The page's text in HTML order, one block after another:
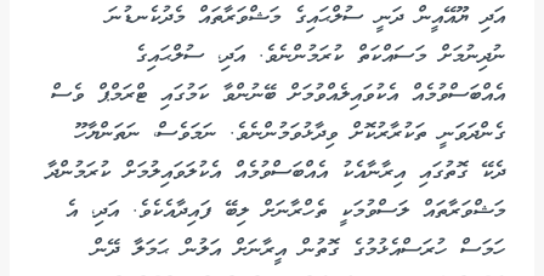
އަދި ޔޫއޭއީން ދަނީ ސުލްޙައިގެ މަޝްވަރާތައް މެދުކެނޑުނަ
ނުދިނުމަށް މަސައްކަތް ކުރަމުންނެވެ. އަދި، ސުލްޙައިގެ
އެއްބަސްވުމެއް އެކުވައިލެއްވުމަށް ބޭނުންވާ ކަމުގައި ޓްރަމްޕް ވެސް
ގެންދަވަނީ ތަކުރާރުކޮށް ވިދާޅުވަމުންނެވެ. ނަމަވެސް، ނަތަންޔާހޫ
ދެކޭ ގޮތުގައި އިރާނާއެކު އެއްބަސްވުމެއް އެކުލަވައިލުމަށް ކުރަމުންދާ
މަޝްވަރާތައް ލަސްވުމަކީ ތެހްރާނަށް ލިބޭ ފައިދާއެކެވެ. އަދި، އެ
ހަމަސް ހުރަސްއެޅުމުގެ ގޮތުން އީރާނަށް އަލުން ޙަމަލާ ދޭން